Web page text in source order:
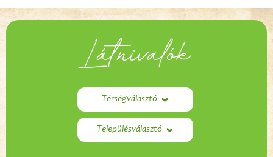
Látnivalók
Térségválasztó
Településválasztó